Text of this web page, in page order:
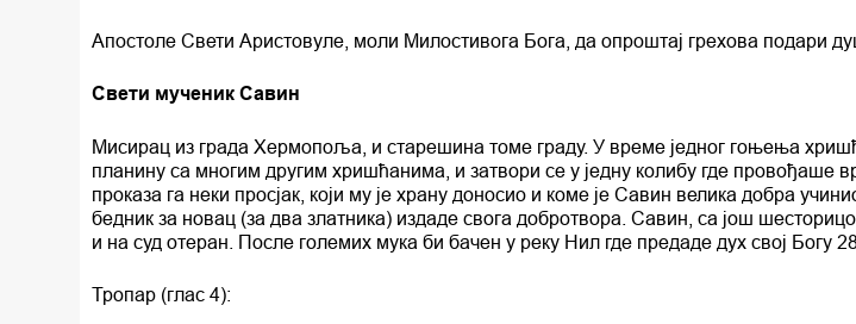
Апостоле Свети Аристовуле, моли Милостивога Бога, да опроштај грехова подари
Свети мученик Савин
Мисирац из града Хермопоља, и старешина томе граду. У време једног гоњења
планину са многим другим хришћанима, и затвори се у једну колибу где провођаше
проказа га неки просјак, који му је храну доносио и коме је Савин велика добра
бедник за новац (за два златника) издаде свога добротвора. Савин, са још
и на суд отеран. После големих мука би бачен у реку Нил где предаде дух свој Богу
Тропар (глас 4):